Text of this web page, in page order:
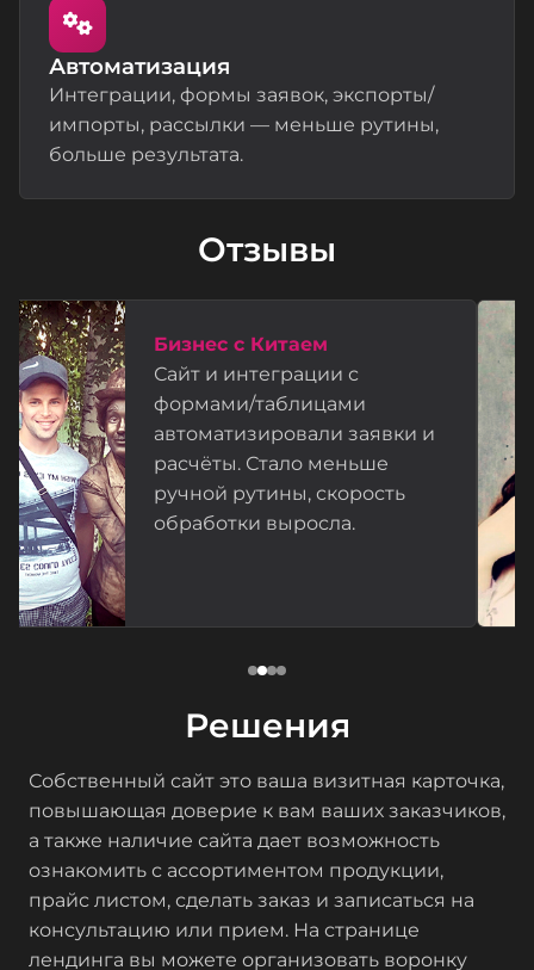
Автоматизация
Интеграции, формы заявок, экспорты/
импорты, рассылки — меньше рутины,
больше результата.
Отзывы
Бизнес с Китаем
Сайт и интеграции с
формами/таблицами
автоматизировали заявки и
расчёты. Стало меньше
ручной рутины, скорость
обработки выросла.
Решения
Собственный сайт это ваша визитная карточка,
повышающая доверие к вам ваших заказчиков,
а также наличие сайта дает возможность
ознакомить с ассортиментом продукции,
прайс листом, сделать заказ и записаться на
консультацию или прием. На странице
лендинга вы можете организовать воронку